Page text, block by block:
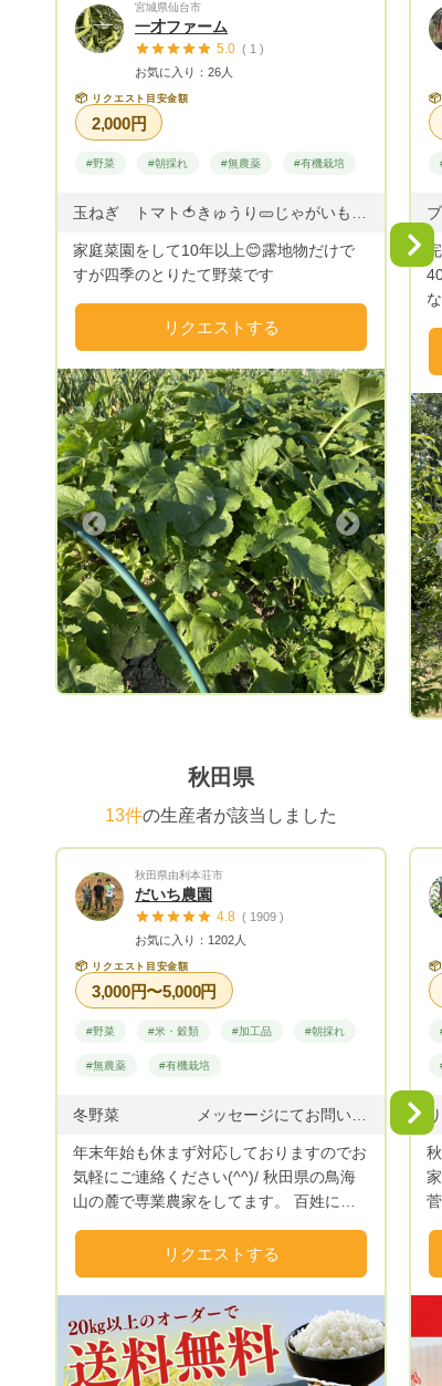
宮城県仙台市
一才ファーム
5.0 ( 1 )
お気に入り：26人
📦 リクエスト目安金額
2,000円
#野菜 #朝採れ #無農薬 #有機栽培
家庭菜園をして10年以上😊露地物だけで
すが四季のとりたて野菜です
リクエストする
Next
📦
で
Previous
Next
秋田県
13件の生産者が該当しました
秋田県由利本荘市
だいち農園
4.8 ( 1909 )
お気に入り：1202人
📦 リクエスト目安金額
3,000円〜5,000円
#野菜 #米・穀類 #加工品 #朝採れ
#無農薬 #有機栽培
年末年始も休まず対応しておりますのでお
気軽にご連絡ください(^^)/ 秋田県の鳥海
山の麓で専業農家をしてます。 百姓にな
米、野菜をたくさんの方々にお届けしたく
始めました。 作物 お米 あきたこまち
つぶぞろい コシヒカリ 野菜 キャ
ベツ ミニトマト アスパラガス サラダ
無農薬 イタリア野菜
リクエストする
📦
6
Next